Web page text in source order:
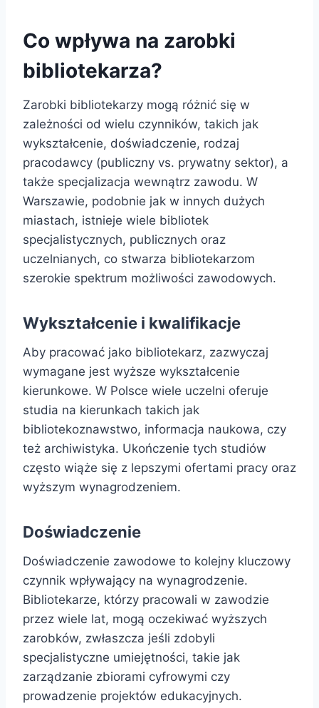
Co wpływa na zarobki
bibliotekarza?
Zarobki bibliotekarzy mogą różnić się w
zależności od wielu czynników, takich jak
wykształcenie, doświadczenie, rodzaj
pracodawcy (publiczny vs. prywatny sektor), a
także specjalizacja wewnątrz zawodu. W
Warszawie, podobnie jak w innych dużych
miastach, istnieje wiele bibliotek
specjalistycznych, publicznych oraz
uczelnianych, co stwarza bibliotekarzom
szerokie spektrum możliwości zawodowych.
Wykształcenie i kwalifikacje
Aby pracować jako bibliotekarz, zazwyczaj
wymagane jest wyższe wykształcenie
kierunkowe. W Polsce wiele uczelni oferuje
studia na kierunkach takich jak
bibliotekoznawstwo, informacja naukowa, czy
też archiwistyka. Ukończenie tych studiów
często wiąże się z lepszymi ofertami pracy oraz
wyższym wynagrodzeniem.
Doświadczenie
Doświadczenie zawodowe to kolejny kluczowy
czynnik wpływający na wynagrodzenie.
Bibliotekarze, którzy pracowali w zawodzie
przez wiele lat, mogą oczekiwać wyższych
zarobków, zwłaszcza jeśli zdobyli
specjalistyczne umiejętności, takie jak
zarządzanie zbiorami cyfrowymi czy
prowadzenie projektów edukacyjnych.